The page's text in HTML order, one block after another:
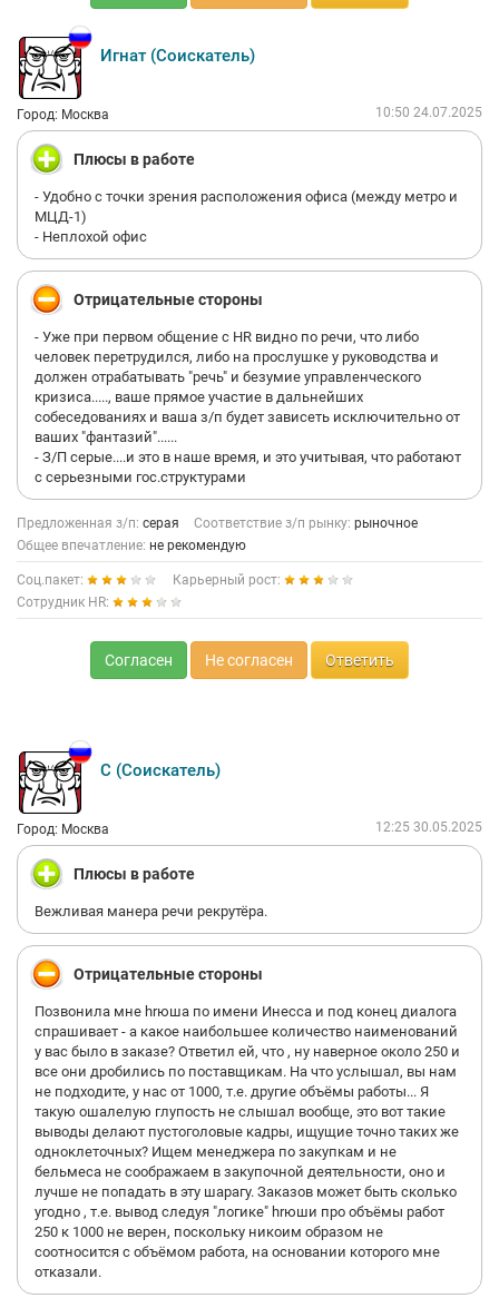
Игнат (Соискатель)
Город: Москва 10:50 24.07.2025
Плюсы в работе
- Удобно с точки зрения расположения офиса (между метро и
МЦД-1)
- Неплохой офис
Отрицательные стороны
- Уже при первом общение с HR видно по речи, что либо
человек перетрудился, либо на прослушке у руководства и
должен отрабатывать "речь" и безумие управленческого
кризиса....., ваше прямое участие в дальнейших
собеседованиях и ваша з/п будет зависеть исключительно от
ваших "фантазий"......
- З/П серые....и это в наше время, и это учитывая, что работают
с серьезными гос.структурами
Предложенная з/п: серая Соответствие з/п рынку: рыночное
Общее впечатление: не рекомендую
Соц.пакет:
Карьерный рост:
Сотрудник HR:
Согласен Не согласен Ответить
С (Соискатель)
Город: Москва 12:25 30.05.2025
Плюсы в работе
Вежливая манера речи рекрутёра.
Отрицательные стороны
Позвонила мне hrюша по имени Инесса и под конец диалога
спрашивает - а какое наибольшее количество наименований
у вас было в заказе? Ответил ей, что , ну наверное около 250 и
все они дробились по поставщикам. На что услышал, вы нам
не подходите, у нас от 1000, т.е. другие объёмы работы... Я
такую ошалелую глупость не слышал вообще, это вот такие
выводы делают пустоголовые кадры, ищущие точно таких же
одноклеточных? Ищем менеджера по закупкам и не
бельмеса не соображаем в закупочной деятельности, оно и
лучше не попадать в эту шарагу. Заказов может быть сколько
угодно , т.е. вывод следуя "логике" hrюши про объёмы работ
250 к 1000 не верен, поскольку никоим образом не
соотносится с объёмом работа, на основании которого мне
отказали.